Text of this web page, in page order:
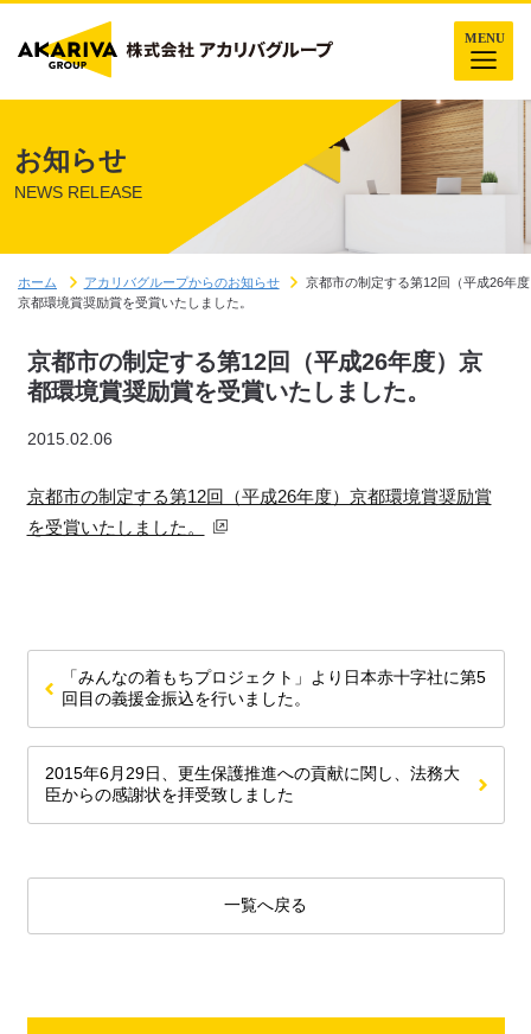
お知らせ
NEWS RELEASE
ホーム アカリバグループからのお知らせ
京都市の制定する第12回（平成26年
京都環境賞奨励賞を受賞いたしました。
京都市の制定する第12回（平成26年度）京
都環境賞奨励賞を受賞いたしました。
2015.02.06
京都市の制定する第12回（平成26年度）京都環境賞奨励賞
を受賞いたしました。
「みんなの着もちプロジェクト」より日本赤十字社に第5
回目の義援金振込を行いました。
一覧へ戻る
2015年6月29日、更生保護推進への貢献に関し、法務大
臣からの感謝状を拝受致しました